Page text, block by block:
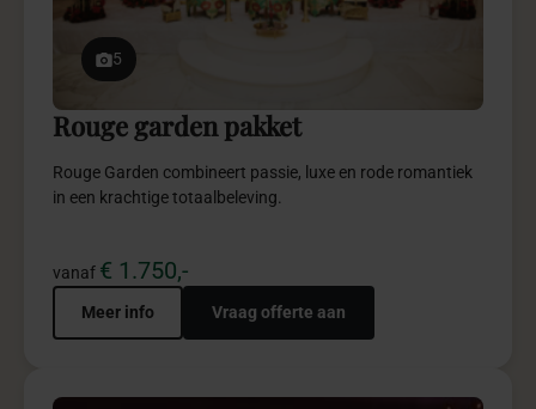
5
Rouge garden pakket
Rouge Garden combineert passie, luxe en rode romantiek
in een krachtige totaalbeleving.
vanaf € 1.750,-
Meer info Vraag offerte aan